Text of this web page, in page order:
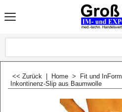
<< Zurück Home > Fit und InForm
Inkontinenz-Slip aus Baumwolle